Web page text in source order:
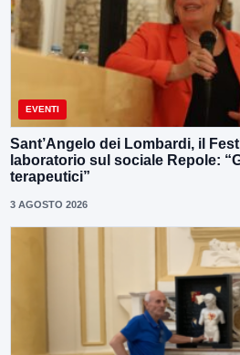
EVENTI
Sant’Angelo dei Lombardi, il
laboratorio sul sociale Repole:
terapeutici”
3 AGOSTO 2026